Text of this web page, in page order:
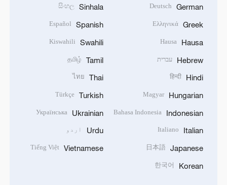
German
Deutsch
Greek
Ελληνικά
Hausa
Hausa
Hebrew עברית
Hindi
हिन्दी
Hungarian
Magyar
Indonesian
Bahasa Indonesia
Italian
Italiano
Japanese
日本語
Korean
한국어
Sinhala
සිංහල
Spanish
Español
Swahili
Kiswahili
Tamil
தமிழ்
Thai
ไทย
Turkish
Türkçe
Ukrainian
Українська
Urdu اردو
Vietnamese
Tiếng Việt